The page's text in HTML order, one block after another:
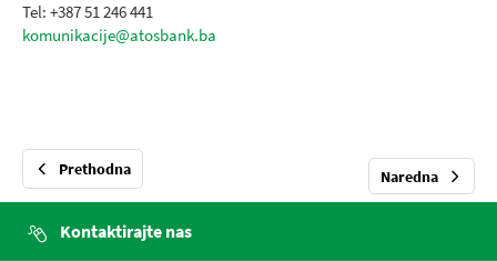
Tel: +387 51 246 441
komunikacije@atosbank.ba
Prethodna Naredna
Kontaktirajte nas